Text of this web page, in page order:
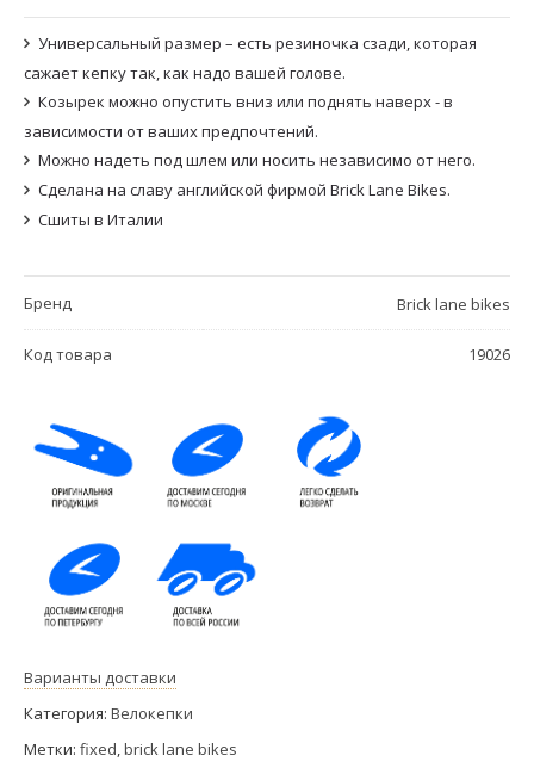
Универсальный размер – есть резиночка сзади, которая
сажает кепку так, как надо вашей голове.
Козырек можно опустить вниз или поднять наверх - в
зависимости от ваших предпочтений.
Можно надеть под шлем или носить независимо от него.
Сделана на славу английской фирмой Brick Lane Bikes.
Сшиты в Италии
Бренд Brick lane bikes
Код товара 19026
Варианты доставки
Категория: Велокепки
Метки: fixed,brick lane bikes